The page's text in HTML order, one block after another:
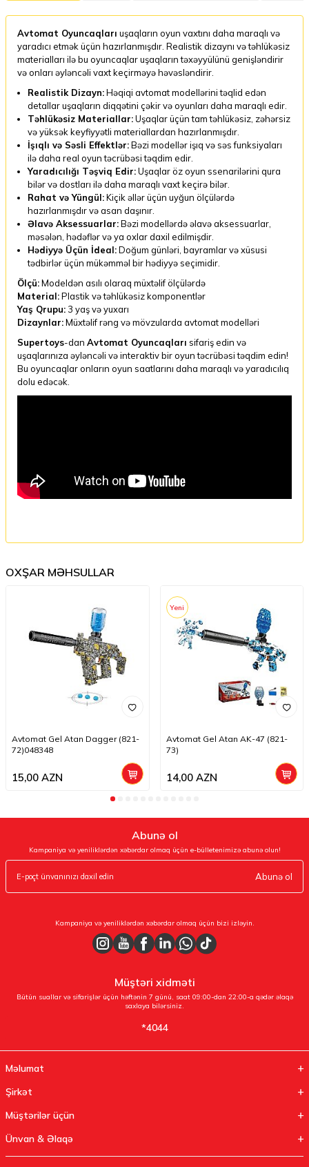
Avtomat Oyuncaqları uşaqların oyun vaxtını daha maraqlı və
yaradıcı etmək üçün hazırlanmışdır. Realistik dizaynı və təhlükəsiz
materialları ilə bu oyuncaqlar uşaqların təxəyyülünü genişləndirir
və onları əyləncəli vaxt keçirməyə həvəsləndirir.
Realistik Dizayn:Həqiqi avtomat modellərini təqlid edən
detallar uşaqların diqqətini çəkir və oyunları daha maraqlı edir.
Təhlükəsiz Materiallar:Uşaqlar üçün tam təhlükəsiz, zəhərsiz
və yüksək keyfiyyətli materiallardan hazırlanmışdır.
İşıqlı və Səsli Effektlər:Bəzi modellər işıq və səs funksiyaları
ilə daha real oyun təcrübəsi təqdim edir.
Yaradıcılığı Təşviq Edir:Uşaqlar öz oyun ssenarilərini qura
bilər və dostları ilə daha maraqlı vaxt keçirə bilər.
Rahat və Yüngül:Kiçik əllər üçün uyğun ölçülərdə
hazırlanmışdır və asan daşınır.
Əlavə Aksessuarlar:Bəzi modellərdə əlavə aksessuarlar,
məsələn, hədəflər və ya oxlar daxil edilmişdir.
Hədiyyə Üçün İdeal:Doğum günləri, bayramlar və xüsusi
tədbirlər üçün mükəmməl bir hədiyyə seçimidir.
Ölçü:Modeldən asılı olaraq müxtəlif ölçülərdə
Material:Plastik və təhlükəsiz komponentlər
Yaş Qrupu: 3 yaş və yuxarı
Dizaynlar:Müxtəlif rəng və mövzularda avtomat modelləri
Supertoys-dan Avtomat Oyuncaqları sifariş edin və
uşaqlarınıza əyləncəli və interaktiv bir oyun təcrübəsi təqdim edin!
Bu oyuncaqlar onların oyun saatlarını daha maraqlı və yaradıcılıq
dolu edəcək.
OXŞAR MƏHSULLAR
Avtomat Gel Atan Dagger (821-
72)048348
15,00 AZN
Yeni
Avtomat Gel Atan AK-47 (821-
73)
14,00AZN
Abunə ol
Kampaniya və yeniliklərdən xəbərdar olmaq üçün e-bülletenimizə abunə olun!
Abunə ol
Kampaniya və yeniliklərdən xəbərdar olmaq üçün bizi izləyin.
Müştəri xidməti
Bütün suallar və sifarişlər üçün həftənin 7 günü, saat 09:00-dan 22:00-a qədər əlaqə
saxlaya bilərsiniz.
*4044
Məlumat
Şirkət
Müştərilər üçün
Ünvan & Əlaqə